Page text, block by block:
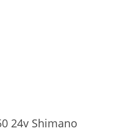
24v Shimano